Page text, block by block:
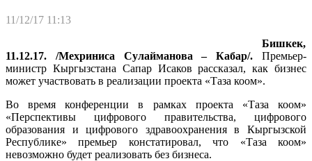
11/12/17 11:13
Бишкек,
11.12.17. /Мехриниса Сулайманова – Кабар/. Премьер-
министр Кыргызстана Сапар Исаков рассказал, как бизнес
может участвовать в реализации проекта «Таза коом».
Во время конференции в рамках проекта «Таза коом»
«Перспективы цифрового правительства, цифрового
образования и цифрового здравоохранения в Кыргызской
Республике» премьер констатировал, что «Таза коом»
невозможно будет реализовать без бизнеса.